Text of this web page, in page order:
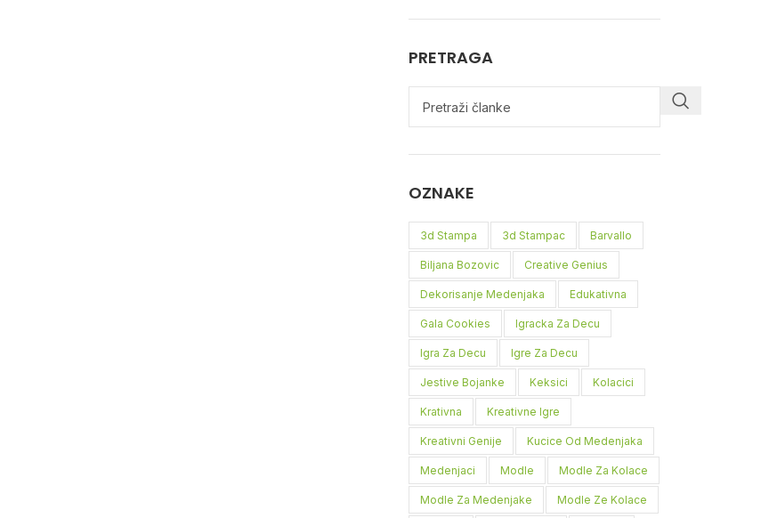
PRETRAGA
OZNAKE
3d Stampa 3d Stampac Barvallo
Biljana Bozovic Creative Genius
Dekorisanje Medenjaka Edukativna
Gala Cookies Igracka Za Decu
Igra Za Decu Igre Za Decu
Jestive Bojanke Keksici Kolacici
Krativna Kreativne Igre
Kreativni Genije Kucice Od Medenjaka
Medenjaci Modle Modle Za Kolace
Modle Za Medenjake Modle Ze Kolace